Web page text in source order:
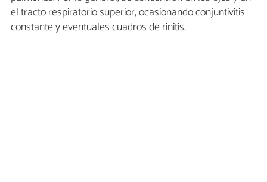
el tracto respiratorio superior, ocasionando conjuntivitis
constante y eventuales cuadros de rinitis.